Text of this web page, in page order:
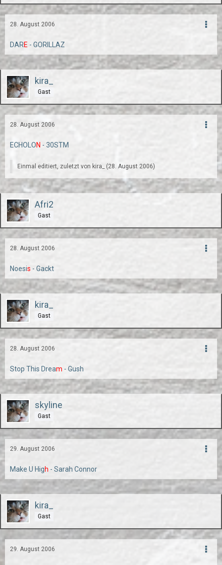
28. August 2006
DARE - GORILLAZ
kira_
Gast
28. August 2006
ECHOLON - 30STM
Einmal editiert, zuletzt von kira_ (28. August 2006)
Afri2
Gast
28. August 2006
Noesis - Gackt
kira_
Gast
28. August 2006
Stop This Dream - Gush
skyline
Gast
29. August 2006
Make U High - Sarah Connor
kira_
Gast
29. August 2006